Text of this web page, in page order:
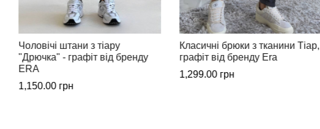
Класичні брюки з тканини Тіар,
графіт від бренду Era
1,299.00
Штани на флісі чоловічі сірі від
Era
1,099.00 грн